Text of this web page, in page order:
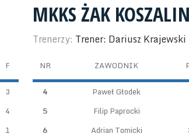
F
3
4
1
MKKS ŻAK KOSZALIN
Trenerzy: Trener: Dariusz Krajewski
NR ZAWODNIK
4 Paweł Głodek
5
Filip Paprocki
6
Adrian Tomicki